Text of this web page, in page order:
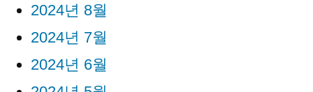
2024년 8월
2024년 7월
2024년 6월